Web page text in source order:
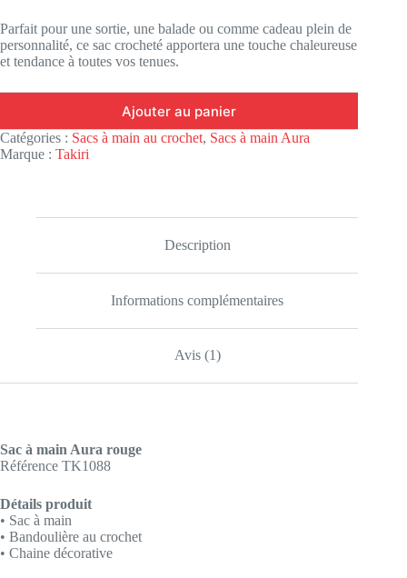
Parfait pour une sortie, une balade ou comme cadeau plein de
personnalité, ce sac crocheté apportera une touche chaleureuse
et tendance à toutes vos tenues.
Ajouter au panier
Catégories : Sacs à main au crochet, Sacs à main Aura
Marque : Takiri
Description
Informations complémentaires
Avis (1)
Sac à main Aura rouge
Référence TK1088
Détails produit
• Sac à main
• Bandoulière au crochet
• Chaine décorative